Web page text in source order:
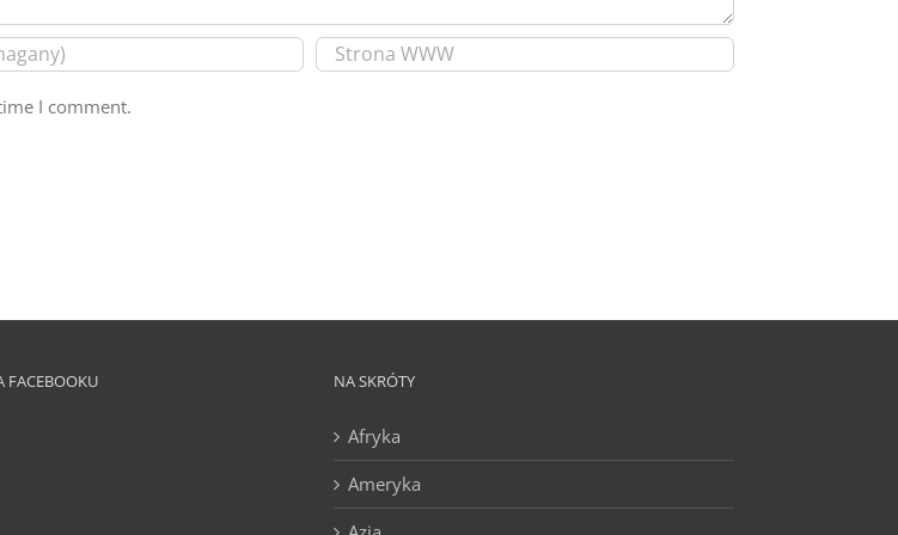
I comment.
FACEBOOKU NA SKRÓTY
Afryka
Ameryka